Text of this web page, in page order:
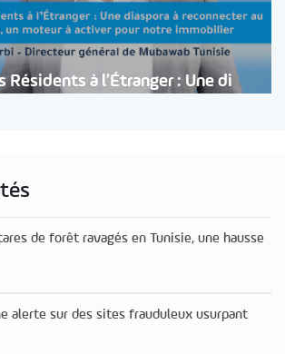
Résidents à l’Étranger : Une di
de forêt ravagés en Tunisie, une hausse
alerte sur des sites frauduleux usurpant